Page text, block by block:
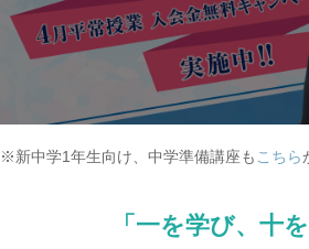
新中学1年生向け、中学準備講座も こちら
「一を学び、十を